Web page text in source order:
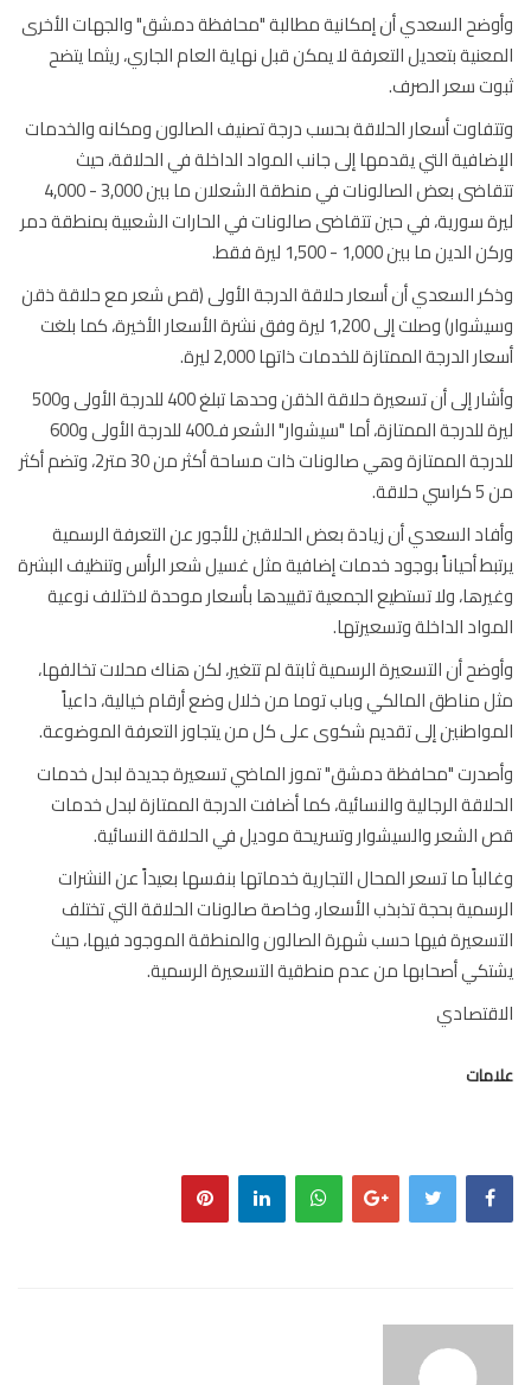
السعدي أن إمكانية مطالبة "محافظة دمشق" والجهات الأخرى
بتعديل التعرفة لا يمكن قبل نهاية العام الجاري، ريثما يتضح
سعر الصرف.
أسعار الحلاقة بحسب درجة تصنيف الصالون ومكانه والخدمات
التي يقدمها إلى جانب المواد الداخلة في الحلاقة، حيث
تتقاضى بعض الصالونات في منطقة الشعلان ما بين 3,000 - 4,000
سورية، في حين تتقاضى صالونات في الحارات الشعبية بمنطقة دمر
ما بين 1,000 - 1,500 ليرة فقط.
السعدي أن أسعار حلاقة الدرجة الأولى (قص شعر مع حلاقة ذقن
وسيشوار) وصلت إلى 1,200 ليرة وفق نشرة الأسعار الأخيرة، كما بلغت
الدرجة الممتازة للخدمات ذاتها 2,000 ليرة.
وأشار إلى أن تسعيرة حلاقة الذقن وحدها تبلغ 400 للدرجة الأولى و500
ليرة للدرجة الممتازة، أما "سيشوار" الشعر فـ400 للدرجة الأولى و600
للدرجة الممتازة وهي صالونات ذات مساحة أكثر من 30 متر2، وتضم أكثر
السعدي أن زيادة بعض الحلاقين للأجور عن التعرفة الرسمية
أحياناً بوجود خدمات إضافية مثل غسيل شعر الرأس وتنظيف البشرة
ولا تستطيع الجمعية تقييدها بأسعار موحدة لاختلاف نوعية
الداخلة وتسعيرتها.
أن التسعيرة الرسمية ثابتة لم تتغير، لكن هناك محلات تخالفها،
مناطق المالكي وباب توما من خلال وضع أرقام خيالية، داعياً
إلى تقديم شكوى على كل من يتجاوز التعرفة الموضوعة.
"محافظة دمشق" تموز الماضي تسعيرة جديدة لبدل خدمات
الرجالية والنسائية، كما أضافت الدرجة الممتازة لبدل خدمات
والسيشوار وتسريحة موديل في الحلاقة النسائية.
ما تسعر المحال التجارية خدماتها بنفسها بعيداً عن النشرات
بحجة تذبذب الأسعار، وخاصة صالونات الحلاقة التي تختلف
فيها حسب شهرة الصالون والمنطقة الموجود فيها، حيث
أصحابها من عدم منطقية التسعيرة الرسمية.